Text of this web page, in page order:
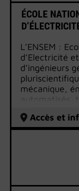
ÉCOLE
L’ENSEM :
d’Electricité
d’ingénieurs
mécanique,
automatisés,
systèmes
Accès et